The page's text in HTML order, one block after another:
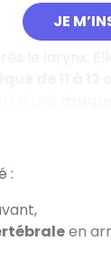
JE
:
en